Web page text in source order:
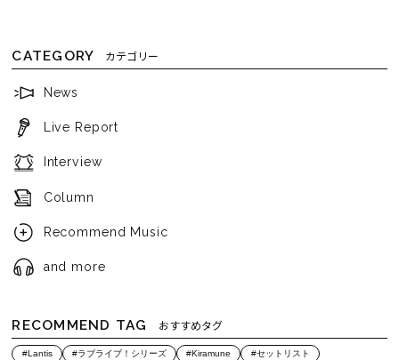
CATEGORY カテゴリー
News
Live Report
Interview
Column
Recommend Music
and more
RECOMMEND TAG おすすめタグ
#Lantis #ラブライブ！シリーズ #Kiramune
#セットリスト